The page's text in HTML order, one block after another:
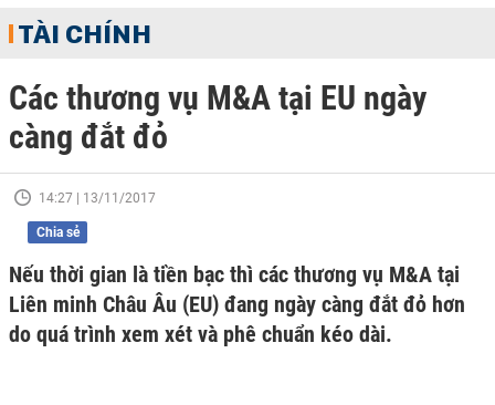
TÀI CHÍNH
Các thương vụ M&A tại EU ngày
càng đắt đỏ
14:27 | 13/11/2017
Chia sẻ
Nếu thời gian là tiền bạc thì các thương vụ M&A tại
Liên minh Châu Âu (EU) đang ngày càng đắt đỏ hơn
do quá trình xem xét và phê chuẩn kéo dài.